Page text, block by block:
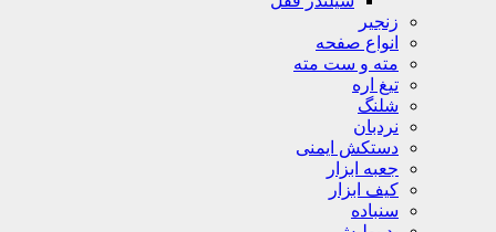
زنجیر
انواع صفحه
مته و ست مته
تیغ اره
شلنگ
نردبان
دستکش ایمنی
جعبه ابزار
کیف ابزار
سنباده